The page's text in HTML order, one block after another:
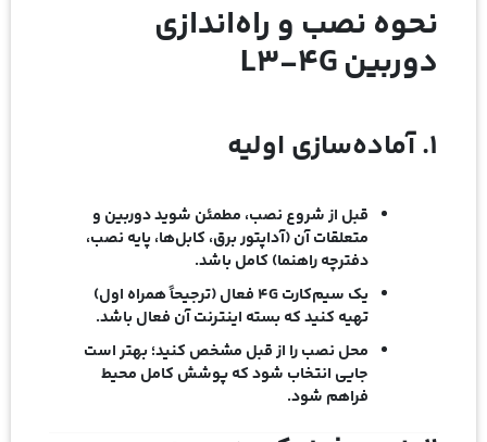
نحوه نصب و راه‌اندازی
دوربین
۱. آماده‌سازی اولیه
قبل از شروع نصب، مطمئن شوید دوربین و
متعلقات آن (آداپتور برق، کابل‌ها، پایه نصب،
دفترچه راهنما) کامل باشد.
یک سیم‌کارت 4G فعال (ترجیحاً همراه اول)
تهیه کنید که بسته اینترنت آن فعال باشد.
محل نصب را از قبل مشخص کنید؛ بهتر است
جایی انتخاب شود که پوشش کامل محیط
فراهم شود.